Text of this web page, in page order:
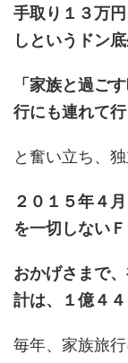
手取り１３万
しというドン
「家族と過ご
行にも連れて行
と奮い立ち、独
２０１５年４
を一切しない
おかげさまで
計は、１億４４
毎年、家族旅